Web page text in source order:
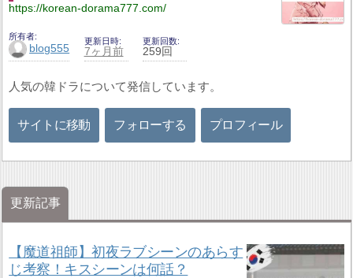
https://korean-dorama777.com/
所有者
blog555
更新日時
7ヶ月前
更新回数
259回
人気の韓ドラについて発信しています。
サイトに移動 フォローする プロフィール
更新記事
【魔道祖師】初夜ラブシーンのあらす
じ考察！キスシーンは何話？